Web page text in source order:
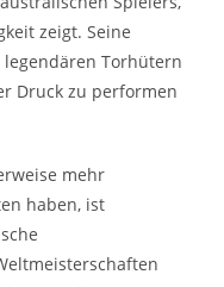
zeigt. Seine
Torhütern
Druck zu performen
mehr
haben, ist